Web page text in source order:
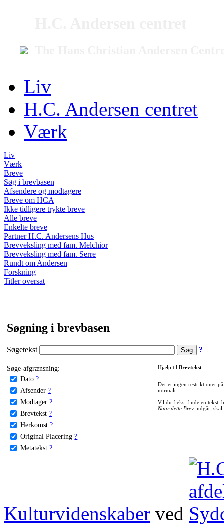
Liv
H.C. Andersen centret
Værk
Liv
Værk
Breve
Søg i brevbasen
Afsendere og modtagere
Breve om HCA
Ikke tidligere trykte breve
Alle breve
Enkelte breve
Partner H.C. Andersens Hus
Brevveksling med fam. Melchior
Brevveksling med fam. Serre
Rundt om Andersen
Forskning
Titler oversat
Søgning i brevbasen
Søgetekst ?
Søge-afgrænsning:
Dato ?
Afsender ?
Modtager ?
Brevtekst ?
Herkomst ?
Original Placering ?
Metatekst ?
Hjælp til Brevtekst:
Der er ingen restriktioner
normalt.
Vil du f.eks. finde en tekst,
Naar dette Brevindgår, skal
Kulturvidenskaber ved